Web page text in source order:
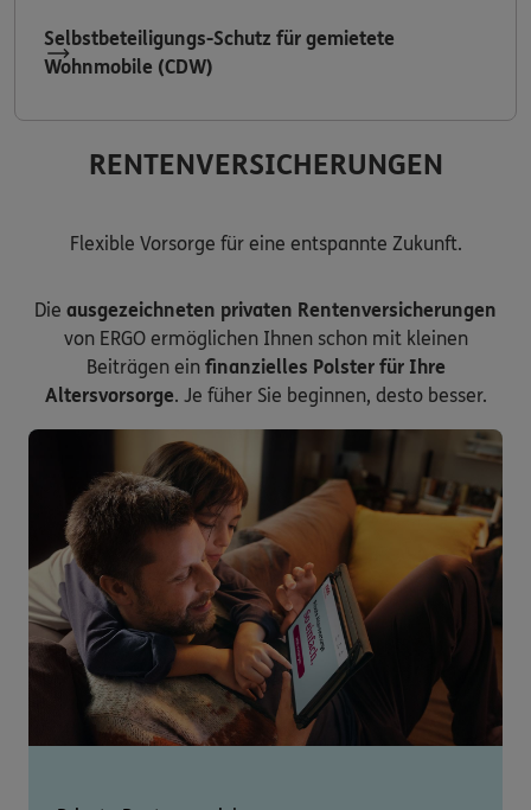
Selbstbeteiligungs-Schutz für gemietete
Wohnmobile (CDW)
RENTENVERSICHERUNGEN
Flexible Vorsorge für eine entspannte Zukunft.
Die ausgezeichneten privaten Rentenversicherungen
von ERGO ermöglichen Ihnen schon mit kleinen
Beiträgen ein finanzielles Polster für Ihre
Altersvorsorge. Je füher Sie beginnen, desto besser.